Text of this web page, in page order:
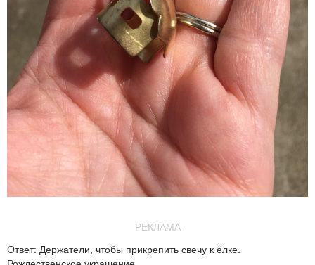
РЕКЛАМА
Ответ: Держатели, чтобы прикрепить свечу к ёлке.